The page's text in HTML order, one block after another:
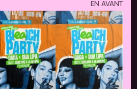
EN AVANT